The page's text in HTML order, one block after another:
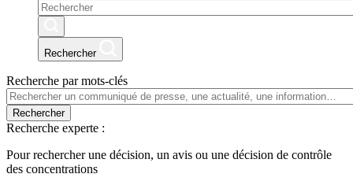
Rechercher
Recherche par mots-clés
Rechercher
Recherche experte :
Pour rechercher une décision, un avis ou une décision de contrôle
des concentrations